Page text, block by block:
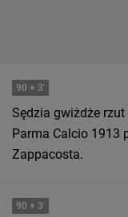
90 + 3'
Sędzia gwiżdże
Parma Calcio 1913
Zappacosta.
90 + 3'